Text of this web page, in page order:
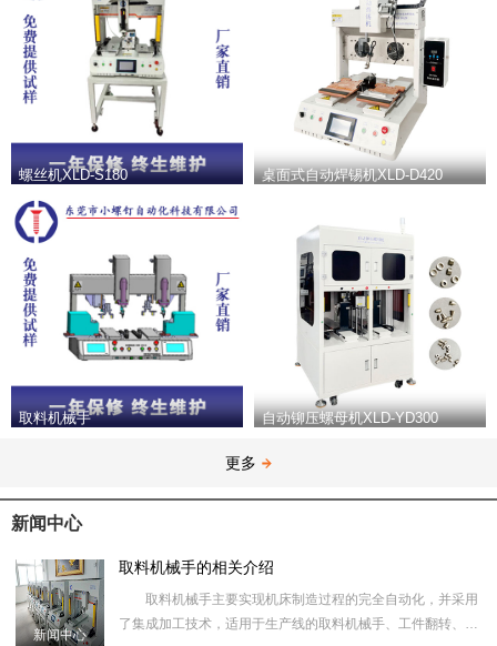
螺丝机XLD-S180 桌面式自动焊锡机XLD-D420
取料机械手 自动铆压螺母机XLD-YD300
更多
新闻中心
新闻中心
取料机械手的相关介绍
取料机械手主要实现机床制造过程的完全自动化，并采用
了集成加工技术，适用于生产线的取料机械手、工件翻转、工